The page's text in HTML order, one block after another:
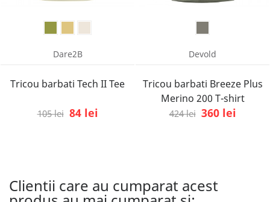
Dare2B
Tricou barbati Tech II Tee
105 lei 84 lei
Devold
Tricou barbati Breeze Plus
Merino 200 T-shirt
424 lei 360 lei
Clientii care au cumparat acest